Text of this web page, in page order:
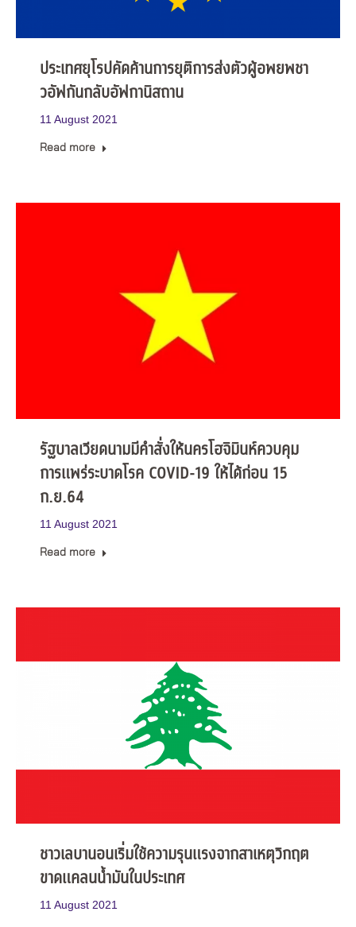
ประเทศยุโรปคัดค้านการยุติการส่งตัวผู้อพยพชา
วอัฟกันกลับอัฟกานิสถาน
11 August 2021
Read more
รัฐบาลเวียดนามมีคำสั่งให้นครโฮจิมินห์ควบคุม
การแพร่ระบาดโรค COVID-19 ให้ได้ก่อน 15
ก.ย.64
11 August 2021
Read more
ชาวเลบานอนเริ่มใช้ความรุนแรงจากสาเหตุวิกฤต
ขาดแคลนน้ำมันในประเทศ
11 August 2021